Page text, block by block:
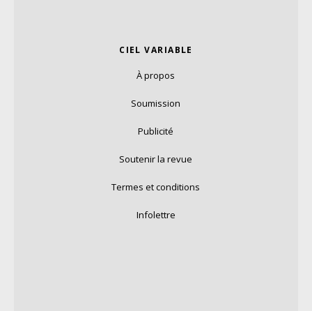
CIEL VARIABLE
À propos
Soumission
Publicité
Soutenir la revue
Termes et conditions
Infolettre